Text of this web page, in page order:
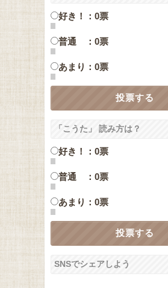
好き！：0票
普通 ：0票
あまり：0票
「こうた」 読み方は？
好き！：0票
普通 ：0票
あまり：0票
SNSでシェアしよう